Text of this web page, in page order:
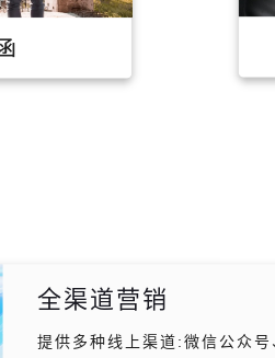
全渠道营销
提供多种线上渠道:微信公众号